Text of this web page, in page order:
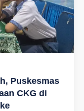
Puskesmas
CKG di